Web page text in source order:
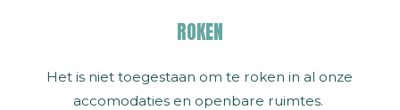
ROKEN
Het is niet toegestaan om te roken in al onze
accomodaties en openbare ruimtes.